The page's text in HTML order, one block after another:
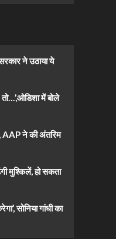
ने उठाया ये
में बोले
ने की अंतरिम
मुश्किलें, हो सकता
सोनिया गांधी का